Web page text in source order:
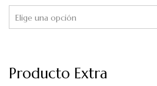
Producto Extra